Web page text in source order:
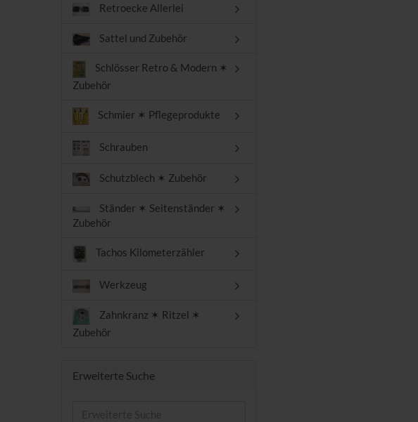
Retroecke Allerlei
Sattel und Zubehör
Schlösser Retro & Modern ✶
Zubehör
Schmier ✶ Pflegeprodukte
Schrauben
Schutzblech ✶ Zubehör
Ständer ✶ Seitenständer ✶
Zubehör
Tachos Kilometerzähler
Werkzeug
Zahnkranz ✶ Ritzel ✶
Zubehör
Erweiterte Suche